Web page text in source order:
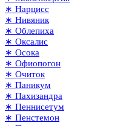
∗ Нарцисс
∗ Нивяник
∗ Облепиха
∗ Оксалис
∗ Осока
∗ Офиопогон
∗ Очиток
∗ Паникум
∗ Пахизандра
∗ Пеннисетум
∗ Пенстемон